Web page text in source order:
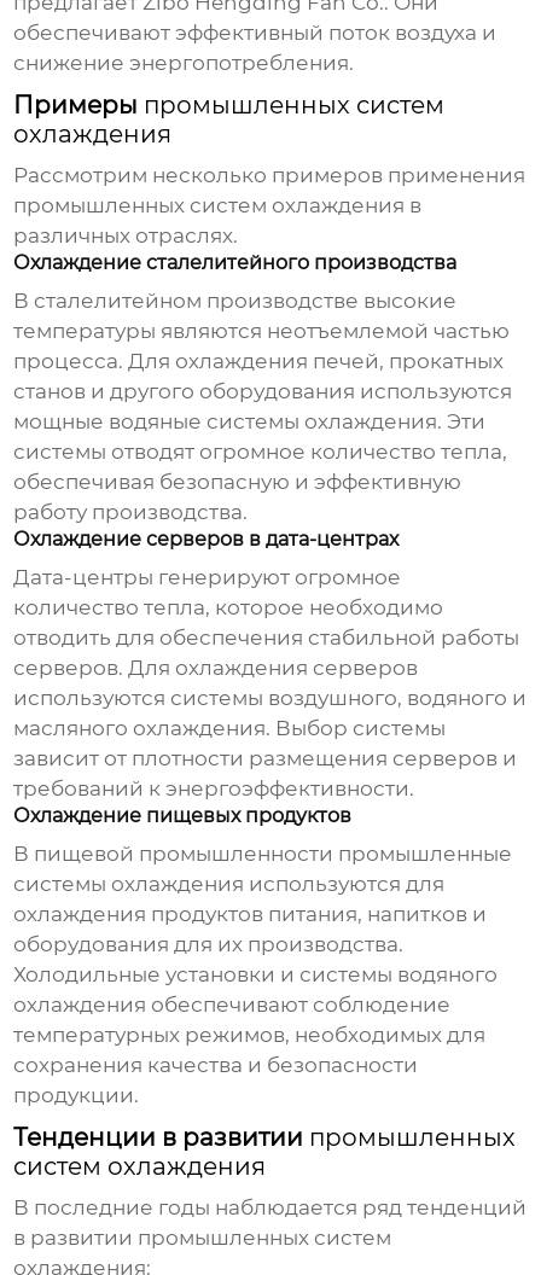
обеспечивают эффективный поток воздуха и
снижение энергопотребления.
Примеры промышленных систем
охлаждения
Рассмотрим несколько примеров применения
промышленных систем охлаждения в
различных отраслях.
Охлаждение сталелитейного производства
В сталелитейном производстве высокие
температуры являются неотъемлемой частью
процесса. Для охлаждения печей, прокатных
станов и другого оборудования используются
мощные водяные системы охлаждения. Эти
системы отводят огромное количество тепла,
обеспечивая безопасную и эффективную
работу производства.
Охлаждение серверов в дата-центрах
Дата-центры генерируют огромное
количество тепла, которое необходимо
отводить для обеспечения стабильной работы
серверов. Для охлаждения серверов
используются системы воздушного, водяного и
масляного охлаждения. Выбор системы
зависит от плотности размещения серверов и
требований к энергоэффективности.
Охлаждение пищевых продуктов
В пищевой промышленности промышленные
системы охлаждения используются для
охлаждения продуктов питания, напитков и
оборудования для их производства.
Холодильные установки и системы водяного
охлаждения обеспечивают соблюдение
температурных режимов, необходимых для
сохранения качества и безопасности
продукции.
Тенденции в развитии промышленных
систем охлаждения
В последние годы наблюдается ряд тенденций
в развитии промышленных систем
охлаждения: